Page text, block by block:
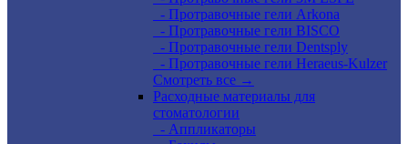
- Протравочные гели Arkona
- Протравочные гели BISCO
- Протравочные гели Dentsply
- Протравочные гели Heraeus-Kulzer
Смотреть все →
Расходные материалы для
стоматологии
- Аппликаторы